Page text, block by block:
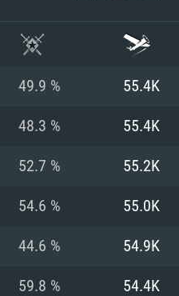
49.9 % 55.4K
48.3 % 55.4K
52.7 % 55.2K
54.6 % 55.0K
44.6 % 54.9K
59.8 % 54.4K